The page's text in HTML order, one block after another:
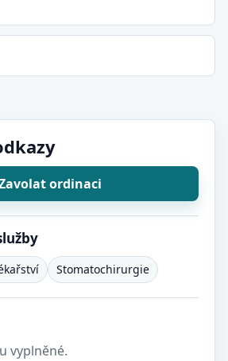
ordinaci
Stomatochirurgie
vyplněné.